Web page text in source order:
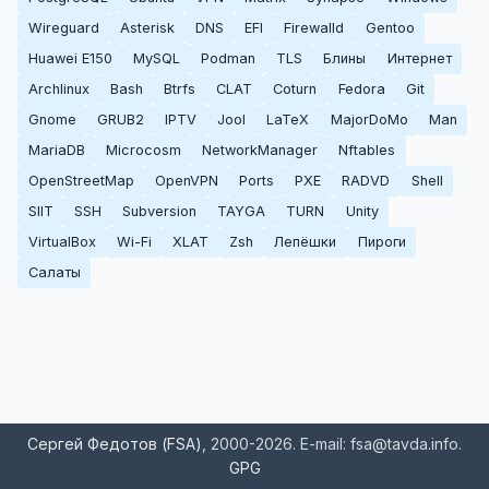
Wireguard
Asterisk DNS EFI Firewalld
Gentoo
Huawei E150
MySQL Podman TLS Блины
Интернет
Archlinux
Bash Btrfs CLAT Coturn Fedora
Git
Gnome
GRUB2 IPTV Jool LaTeX MajorDoMo
Man
MariaDB
Microcosm NetworkManager
Nftables
OpenStreetMap
OpenVPN Ports PXE RADVD
Shell
SIIT
SSH Subversion TAYGA TURN
Unity
VirtualBox
Wi-Fi XLAT Zsh Лепёшки
Пироги
Салаты
Сергей Федотов (FSA)
, 2000-2026. E-mail: fsa@tavda.info.
GPG